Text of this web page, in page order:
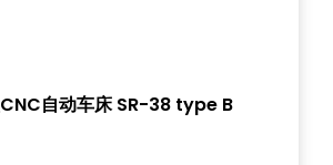
自动车床 SR-38 type B